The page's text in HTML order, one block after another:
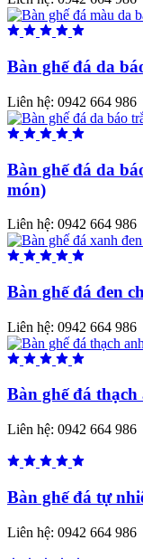
Bàn ghế đá da
Liên hệ: 0942 664 986
Bàn ghế đá da
món)
Liên hệ: 0942 664 986
Bàn ghế đá đen
Liên hệ: 0942 664 986
Bàn ghế đá
Liên hệ: 0942 664 986
Bàn ghế đá tự
Liên hệ: 0942 664 986